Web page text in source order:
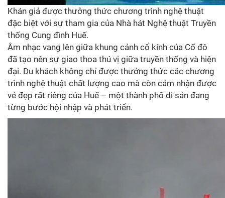
Khán giả được thưởng thức chương trình nghệ thuật
đặc biệt với sự tham gia của Nhà hát Nghệ thuật Truyền
thống Cung đình Huế.
Âm nhạc vang lên giữa khung cảnh cổ kính của Cố đô
đã tạo nên sự giao thoa thú vị giữa truyền thống và hiện
đại. Du khách không chỉ được thưởng thức các chương
trình nghệ thuật chất lượng cao mà còn cảm nhận được
vẻ đẹp rất riêng của Huế – một thành phố di sản đang
từng bước hội nhập và phát triển.